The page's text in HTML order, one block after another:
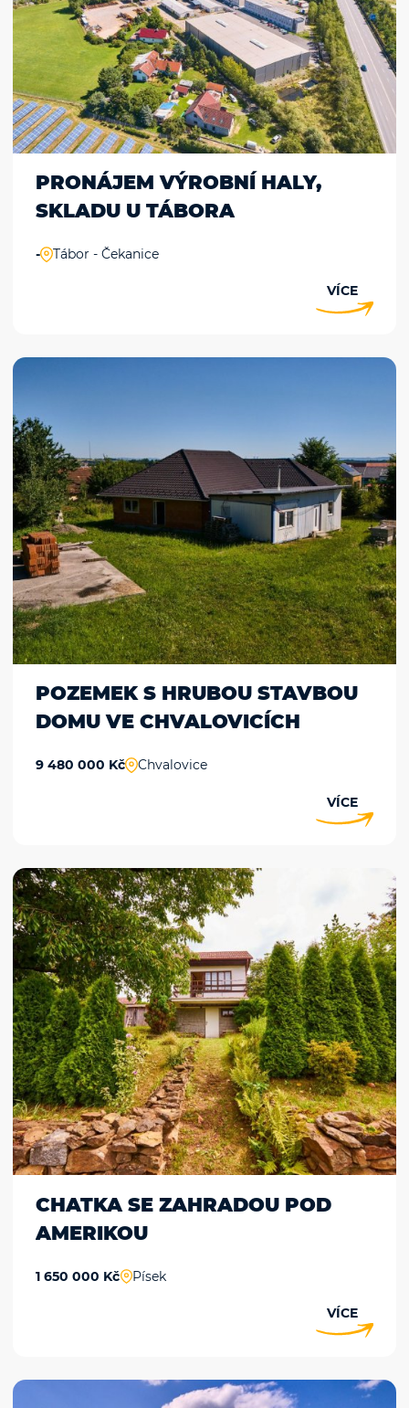
PRONÁJEM VÝROBNÍ HALY,
SKLADU U TÁBORA
- Tábor - Čekanice
VÍCE
POZEMEK S HRUBOU STAVBOU
DOMU VE CHVALOVICÍCH
9 480 000 Kč Chvalovice
VÍCE
CHATKA SE ZAHRADOU POD
AMERIKOU
1 650 000 Kč Písek
VÍCE